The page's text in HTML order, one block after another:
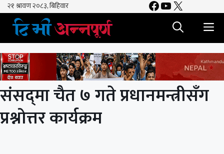
Skip
content
Facebook
YouTube
X
संसद्‍मा चैत ७ गते प्रधानमन्त्रीसँग
प्रश्नोत्तर कार्यक्रम